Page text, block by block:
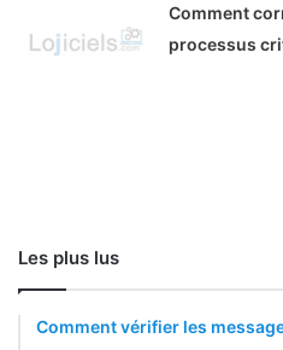
Comment
processus
Les plus lus
Comment vérifier les